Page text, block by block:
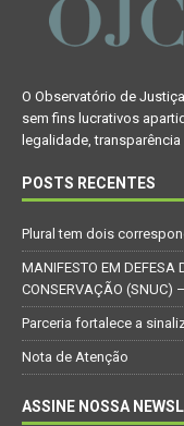
O Observatório de
sem fins lucrativos
legalidade,
POSTS RECENTES
Plural tem dois
MANIFESTO EM DEFESA
CONSERVAÇÃO (SNUC)
Parceria fortalece a
Nota de Atenção
ASSINE NOSSA